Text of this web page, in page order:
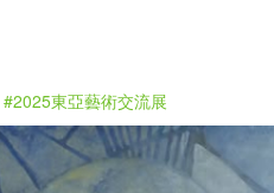
#2025東亞藝術交流展